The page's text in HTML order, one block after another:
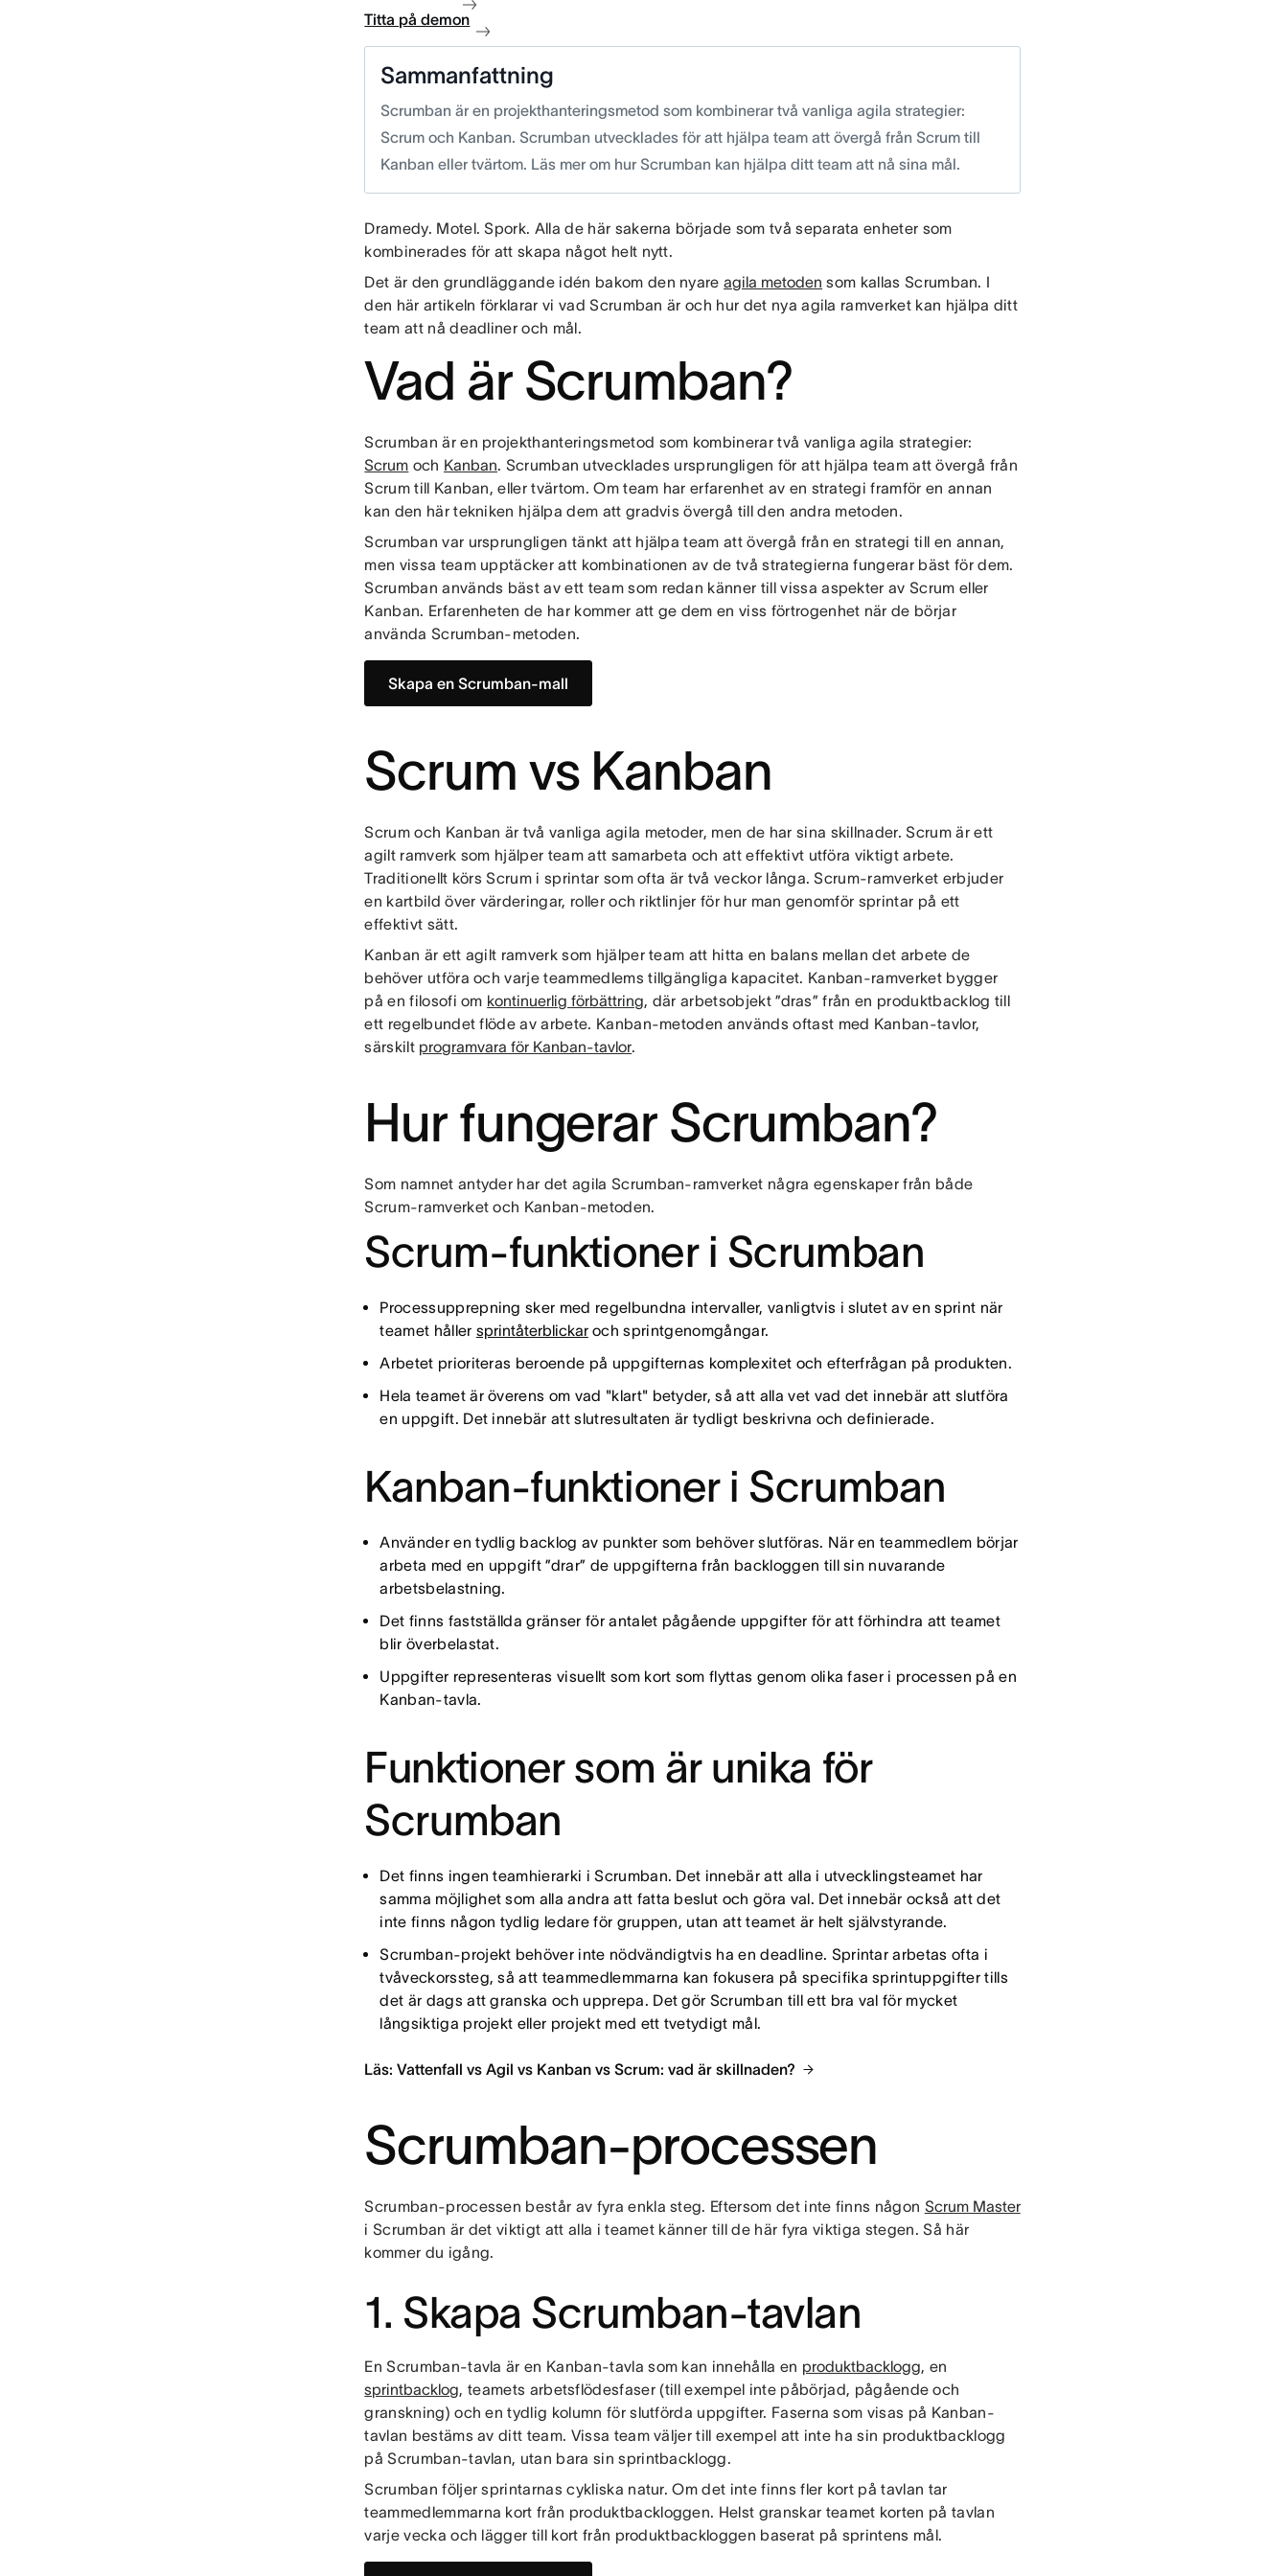
Titta på demon
Sammanfattning
Scrumban är en projekthanteringsmetod som kombinerar två vanliga agila strategier:
Scrum och Kanban. Scrumban utvecklades för att hjälpa team att övergå från Scrum till
Kanban eller tvärtom. Läs mer om hur Scrumban kan hjälpa ditt team att nå sina mål.
Dramedy. Motel. Spork. Alla de här sakerna började som två separata enheter som
kombinerades för att skapa något helt nytt.
Det är den grundläggande idén bakom den nyareagila metoden som kallas Scrumban. I
den här artikeln förklarar vi vad Scrumban är och hur det nya agila ramverket kan hjälpa ditt
team att nå deadliner och mål.
Vad är Scrumban?
Scrumban är en projekthanteringsmetod som kombinerar två vanliga agila strategier:
Scrum och Kanban. Scrumban utvecklades ursprungligen för att hjälpa team att övergå från
Scrum till Kanban, eller tvärtom. Om team har erfarenhet av en strategi framför en annan
kan den här tekniken hjälpa dem att gradvis övergå till den andra metoden.
Scrumban var ursprungligen tänkt att hjälpa team att övergå från en strategi till en annan,
men vissa team upptäcker att kombinationen av de två strategierna fungerar bäst för dem.
Scrumban används bäst av ett team som redan känner till vissa aspekter av Scrum eller
Kanban. Erfarenheten de har kommer att ge dem en viss förtrogenhet när de börjar
använda Scrumban-metoden.
Skapa en Scrumban-mall
Scrum vs Kanban
Scrum och Kanban är två vanliga agila metoder, men de har sina skillnader. Scrum är ett
agilt ramverk som hjälper team att samarbeta och att effektivt utföra viktigt arbete.
Traditionellt körs Scrum i sprintar som ofta är två veckor långa. Scrum-ramverket erbjuder
en kartbild över värderingar, roller och riktlinjer för hur man genomför sprintar på ett
effektivt sätt.
Kanban är ett agilt ramverk som hjälper team att hitta en balans mellan det arbete de
behöver utföra och varje teammedlems tillgängliga kapacitet. Kanban-ramverket bygger
på en filosofi om kontinuerlig förbättring, där arbetsobjekt ”dras” från en produktbacklog till
ett regelbundet flöde av arbete. Kanban-metoden används oftast med Kanban-tavlor,
särskilt programvara för Kanban-tavlor.
Hur fungerar Scrumban?
Som namnet antyder har det agila Scrumban-ramverket några egenskaper från både
Scrum-ramverket och Kanban-metoden.
Scrum-funktioner i Scrumban
Processupprepning sker med regelbundna intervaller, vanligtvis i slutet av en sprint när
teamet håller sprintåterblickaroch sprintgenomgångar.
Arbetet prioriteras beroende på uppgifternas komplexitet och efterfrågan på produkten.
Hela teamet är överens om vad "klart" betyder, så att alla vet vad det innebär att slutföra
en uppgift. Det innebär att slutresultaten är tydligt beskrivna och definierade.
Kanban-funktioner i Scrumban
Använder en tydlig backlog av punkter som behöver slutföras. När en teammedlem börjar
arbeta med en uppgift ”drar” de uppgifterna från backloggen till sin nuvarande
arbetsbelastning.
Det finns fastställda gränser för antalet pågående uppgifter för att förhindra att teamet
blir överbelastat.
Uppgifter representeras visuellt som kort som flyttas genom olika faser i processen på en
Kanban-tavla.
Funktioner som är unika för
Scrumban
Det finns ingen teamhierarki i Scrumban. Det innebär att alla i utvecklingsteamet har
samma möjlighet som alla andra att fatta beslut och göra val. Det innebär också att det
inte finns någon tydlig ledare för gruppen, utan att teamet är helt självstyrande.
Scrumban-projekt behöver inte nödvändigtvis ha en deadline. Sprintar arbetas ofta i
tvåveckorssteg, så att teammedlemmarna kan fokusera på specifika sprintuppgifter tills
det är dags att granska och upprepa. Det gör Scrumban till ett bra val för mycket
långsiktiga projekt eller projekt med ett tvetydigt mål.
Läs: Vattenfall vs Agil vs Kanban vs Scrum: vad är skillnaden?
Scrumban-processen
Scrumban-processen består av fyra enkla steg. Eftersom det inte finns någon Scrum Master
i Scrumban är det viktigt att alla i teamet känner till de här fyra viktiga stegen. Så här
kommer du igång.
1. Skapa Scrumban-tavlan
En Scrumban-tavla är en Kanban-tavla som kan innehålla en produktbacklogg, en
sprintbacklog, teamets arbetsflödesfaser (till exempel inte påbörjad, pågående och
granskning) och en tydlig kolumn för slutförda uppgifter. Faserna som visas på Kanban-
tavlan bestäms av ditt team. Vissa team väljer till exempel att inte ha sin produktbacklogg
på Scrumban-tavlan, utan bara sin sprintbacklogg.
Scrumban följer sprintarnas cykliska natur. Om det inte finns fler kort på tavlan tar
teammedlemmarna kort från produktbackloggen. Helst granskar teamet korten på tavlan
varje vecka och lägger till kort från produktbackloggen baserat på sprintens mål.